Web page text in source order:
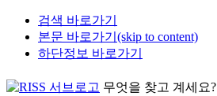
검색 바로가기
본문 바로가기(skip to content)
하단정보 바로가기
무엇을 찾고 계세요?